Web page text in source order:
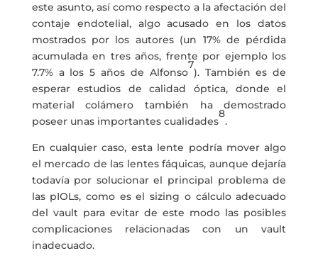
este asunto, así como respecto a la afectación del
contaje endotelial, algo acusado en los datos
mostrados por los autores (un 17% de pérdida
acumulada en tres años, frente por ejemplo los
7.7% a los 5 años de Alfonso
7
). También es de
esperar estudios de calidad óptica, donde el
material colámero también ha demostrado
poseer unas importantes cualidades
8
.
En cualquier caso, esta lente podría mover algo
el mercado de las lentes fáquicas, aunque dejaría
todavía por solucionar el principal problema de
las pIOLs, como es el sizing o cálculo adecuado
del vault para evitar de este modo las posibles
complicaciones relacionadas con un vault
inadecuado.